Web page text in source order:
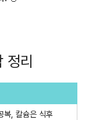
정리
복, 칼슘은 식후